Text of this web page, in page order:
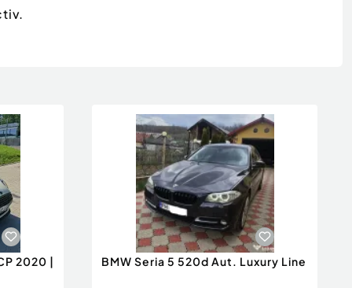
2020 | BMW Seria 5 520d Aut. Luxury Line